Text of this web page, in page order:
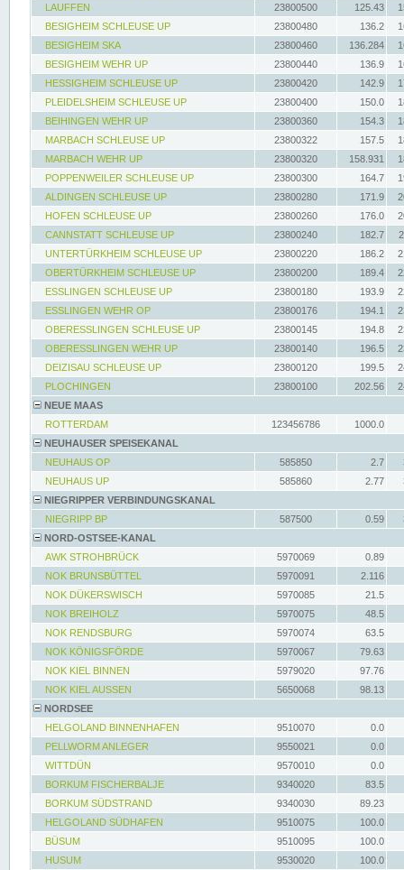
LAUFFEN
23800500 125.43
BESIGHEIM SCHLEUSE UP
23800480 136.2
BESIGHEIM SKA
23800460 136.284
BESIGHEIM WEHR UP
23800440 136.9
HESSIGHEIM SCHLEUSE UP
23800420 142.9
PLEIDELSHEIM SCHLEUSE UP
23800400 150.0
BEIHINGEN WEHR UP
23800360 154.3
MARBACH SCHLEUSE UP
23800322 157.5
MARBACH WEHR UP
23800320 158.931
POPPENWEILER SCHLEUSE UP
23800300 164.7
ALDINGEN SCHLEUSE UP
23800280 171.9
HOFEN SCHLEUSE UP
23800260 176.0
CANNSTATT SCHLEUSE UP
23800240 182.7
UNTERTÜRKHEIM SCHLEUSE UP
23800220 186.2
OBERTÜRKHEIM SCHLEUSE UP
23800200 189.4
ESSLINGEN SCHLEUSE UP
23800180 193.9
ESSLINGEN WEHR OP
23800176 194.1
OBERESSLINGEN SCHLEUSE UP
23800145 194.8
OBERESSLINGEN WEHR UP
23800140 196.5
DEIZISAU SCHLEUSE UP
23800120 199.5
PLOCHINGEN
23800100 202.56
NEUE MAAS
ROTTERDAM
123456786
1000.0
NEUHAUSER SPEISEKANAL
NEUHAUS OP
585850 2.7
NEUHAUS UP
585860 2.77
NIEGRIPPER VERBINDUNGSKANAL
NIEGRIPP BP
587500 0.59
NORD-OSTSEE-KANAL
AWK STROHBRÜCK
5970069
0.89
NOK BRUNSBÜTTEL
5970091
2.116
NOK DÜKERSWISCH
5970085
21.5
NOK BREIHOLZ
5970075
48.5
NOK RENDSBURG
5970074
63.5
NOK KÖNIGSFÖRDE
5970067
79.63
NOK KIEL BINNEN
5979020
97.76
NOK KIEL AUSSEN
5650068
98.13
NORDSEE
HELGOLAND BINNENHAFEN
9510070
0.0
PELLWORM ANLEGER
9550021
0.0
WITTDÜN
9570010
0.0
BORKUM FISCHERBALJE
9340020
83.5
BORKUM SÜDSTRAND
9340030
89.23
HELGOLAND SÜDHAFEN
9510075
100.0
BÜSUM
9510095
100.0
HUSUM
9530020 100.0